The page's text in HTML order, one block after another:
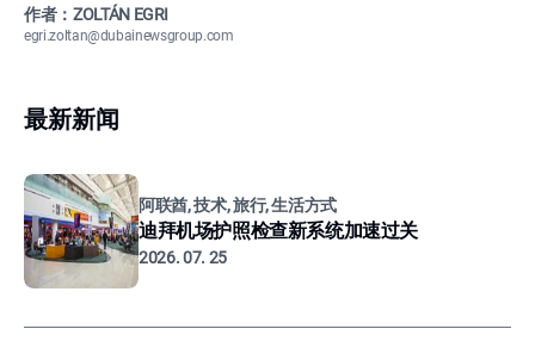
作者：ZOLTÁN EGRI
egri.zoltan@dubainewsgroup.com
最新新闻
阿联酋, 技术, 旅行, 生活方式
迪拜机场护照检查新系统加速过关
2026. 07. 25